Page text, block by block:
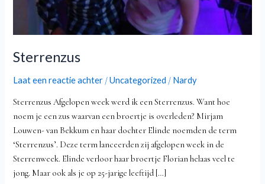
Sterrenzus
Laat een reactie achter /Uncategorized / Nardy
Sterrenzus Afgelopen week werd ik een Sterrenzus. Want hoe
noem je een zus waarvan een broertje is overleden? Mirjam
Louwen- van Bekkum en haar dochter Elinde noemden de term
‘Sterrenzus’. Deze term lanceerden zij afgelopen week in de
Sterrenweek. Elinde verloor haar broertje Florian helaas veel te
jong. Maar ook als je op 25-jarige leeftijd […]